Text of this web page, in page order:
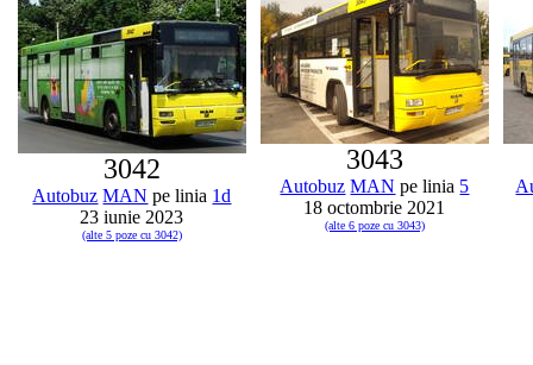
3042
Autobuz MAN pe linia 1d
23 iunie 2023
(alte 5 poze cu 3042)
3043
Autobuz MAN pe linia 5
18 octombrie 2021
(alte 6 poze cu 3043)